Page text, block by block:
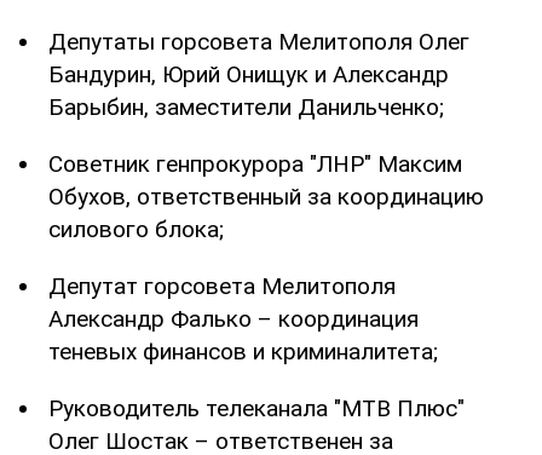
Депутаты горсовета Мелитополя Олег
Бандурин, Юрий Онищук и Александр
Барыбин, заместители Данильченко;
Советник генпрокурора "ЛНР" Максим
Обухов, ответственный за координацию
силового блока;
Депутат горсовета Мелитополя
Александр Фалько – координация
теневых финансов и криминалитета;
Руководитель телеканала "МТВ Плюс"
Олег Шостак – ответственен за